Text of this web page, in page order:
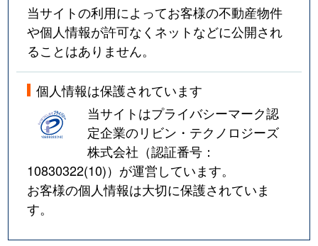
当サイトの利用によってお客様の不動産物件
や個人情報が許可なくネットなどに公開され
ることはありません。
個人情報は保護されています
当サイトはプライバシーマーク認
定企業のリビン・テクノロジーズ
株式会社（認証番号：
10830322(10)）が運営しています。
お客様の個人情報は大切に保護されていま
す。